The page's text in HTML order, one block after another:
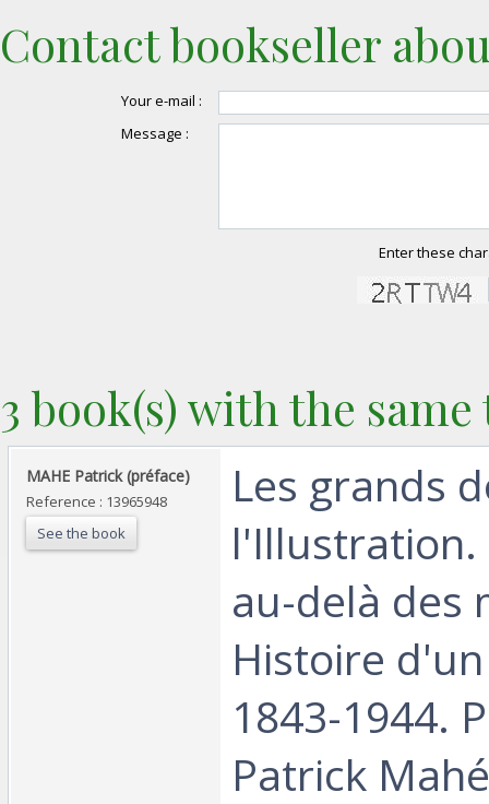
Contact bookseller
Your e-mail :
Message :
Enter these
3 book(s) with the
‎MAHE Patrick (préface)‎
Reference : 13965948
See the book
‎Les grands
l'Illustration.
au-delà des
Histoire
1843-1944.
Patrick